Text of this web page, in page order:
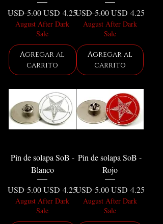
Precio
USD 5.00Precio de oferta
USD 4.25
August After Dark
Sale
Agregar al
carrito
Precio
USD 5.00 Precio de oferta
USD 4.25
August After Dark
Sale
Agregar al
carrito
Pin de solapa SoB -
Blanco
Precio
USD 5.00Precio de oferta
USD 4.25
August After Dark
Sale
Pin de solapa SoB -
Rojo
Precio
USD 5.00 Precio de oferta
USD 4.25
August After Dark
Sale